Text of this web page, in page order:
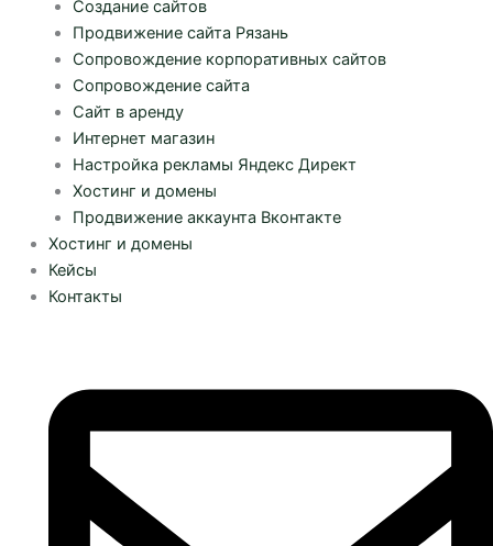
Создание сайтов
Продвижение сайта Рязань
Сопровождение корпоративных сайтов
Сопровождение сайта
Сайт в аренду
Интернет магазин
Настройка рекламы Яндекс Директ
Хостинг и домены
Продвижение аккаунта Вконтакте
Хостинг и домены
Кейсы
Контакты